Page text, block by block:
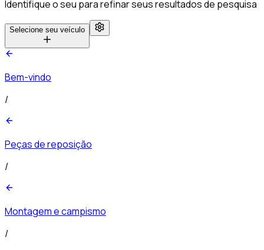
Identifique o seu para refinar seus resultados de pesquisa
Selecione seu veículo
Bem-vindo
/
Peças de reposição
/
Montagem e campismo
/